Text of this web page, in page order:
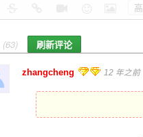
(63) 刷新评论
zhangcheng 12 年之前